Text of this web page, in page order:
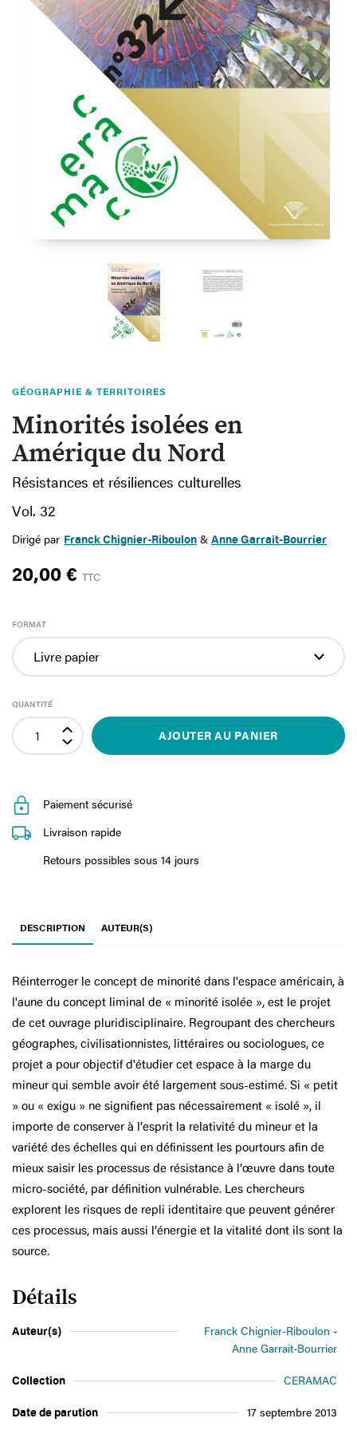
GÉOGRAPHIE & TERRITOIRES
Minorités isolées en
Amérique du Nord
Résistances et résiliences culturelles
Vol. 32
Dirigé par Franck Chignier-Riboulon & Anne Garrait-Bourrier
20,00 € TTC
FORMAT
QUANTITÉ
AJOUTER AU PANIER
Paiement sécurisé
Livraison rapide
Retours possibles sous 14 jours
DESCRIPTION AUTEUR(S)
Réinterroger le concept de minorité dans l'espace américain, à
l'aune du concept liminal de « minorité isolée », est le projet
de cet ouvrage pluridisciplinaire. Regroupant des chercheurs
géographes, civilisationnistes, littéraires ou sociologues, ce
projet a pour objectif d'étudier cet espace à la marge du
mineur qui semble avoir été largement sous-estimé. Si « petit
» ou « exigu » ne signifient pas nécessairement « isolé », il
importe de conserver à l’esprit la relativité du mineur et la
variété des échelles qui en définissent les pourtours afin de
mieux saisir les processus de résistance à l’œuvre dans toute
micro-société, par définition vulnérable. Les chercheurs
explorent les risques de repli identitaire que peuvent générer
ces processus, mais aussi l’énergie et la vitalité dont ils sont la
source.
Détails
Auteur(s)
Franck Chignier-Riboulon
Anne Garrait-Bourrier
Collection CERAMAC
Date de parution 17 septembre 2013